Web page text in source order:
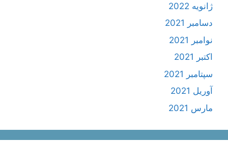
ژانویه 2022
دسامبر 2021
نوامبر 2021
اکتبر 2021
سپتامبر 2021
آوریل 2021
مارس 2021